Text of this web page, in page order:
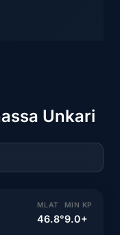
Unkari
MLAT
46.8°
MIN KP
9.0+